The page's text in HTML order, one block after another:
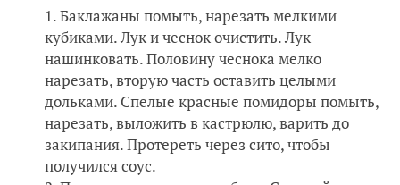
Баклажаны помыть, нарезать мелкими
кубиками. Лук и чеснок очистить. Лук
нашинковать. Половину чеснока мелко
нарезать, вторую часть оставить целыми
дольками. Спелые красные помидоры помыть,
нарезать, выложить в кастрюлю, варить до
закипания. Протереть через сито, чтобы
получился соус.